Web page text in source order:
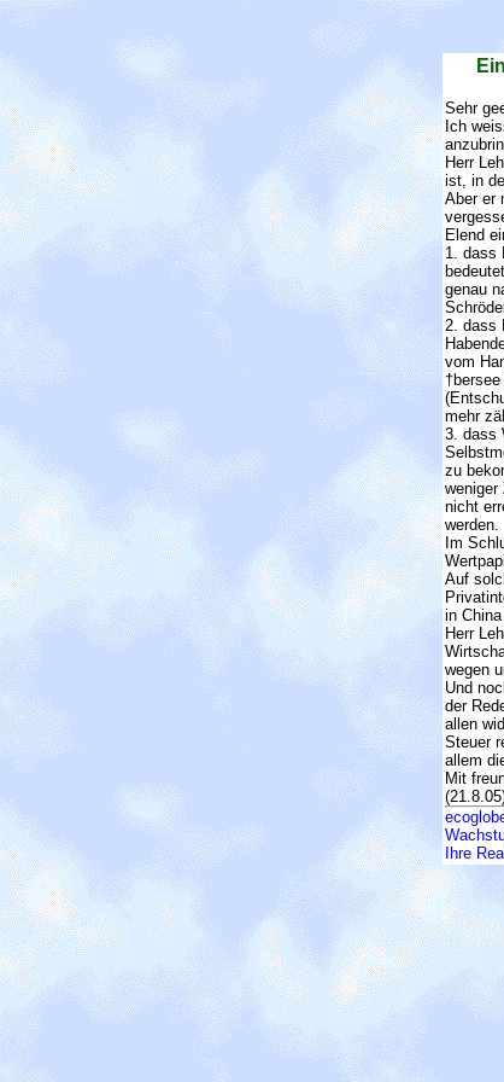
Sehr
Ich
Herr
ist, in
Aber er
Elend
1. dass
genau
2. dass
vom
mehr
3. dass
zu
weniger
nicht
werden.
Im
Auf
in
Herr
wegen
Und
der
allen
Steuer
allem
Mit
Ihre